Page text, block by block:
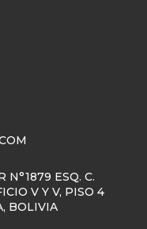
N°1879 ESQ. C.
V Y V, PISO 4
BOLIVIA